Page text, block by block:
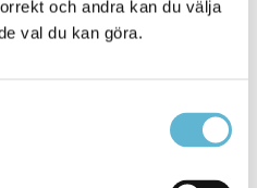
och andra kan du välja
val du kan göra.
Extra
Avgift
(kr)